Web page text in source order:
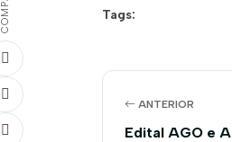
Tags:
ANTERIOR
Edital AGO e